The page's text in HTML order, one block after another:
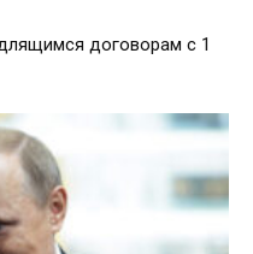
договорам с 1